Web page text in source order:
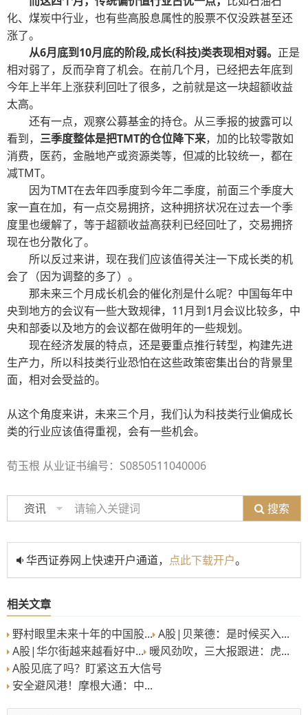
化、煤炭中行业，也有些高股息属性的股票不仅没跌甚至还
涨了。
从6月底到10月底的阶段,成长(科技)类表现相对弱。 正是
相对弱了，反而孕育了机会。在前几个月，已经把去年底到
今年上半年上涨获利回吐了很多，之前就是这一块超额收益
太高。
还有一点，观察公募基金的持仓。从三季报的披露可以
看到， 三季度整体是把TMT的仓位降下来，加的比较零散如
消费，医药，金融地产或资源类等，但减的比较统一，都在
减TMT。
因为TMT在去年四季度到今年二季度，前面三个季度大
家一直在加，有一点交易拥挤，这种拥挤状况在过去一个季
度里也缓解了，等于超额收益高获利已经回吐了，交易拥挤
现在也分散化了。
所以反过来讲，现在我们应该值得关注一下成长类的机
会了（因为调整的多了）。
那未来三个月成长机会的催化剂是什么呢？中国每年中
央到地方的会议有一些大致规律，11月到1月会议比较多，中
央和部委以及地方的会议都在做明年的一些规划。
现在经济发展的特点，还是要重点推行转型，构建先进
生产力，所以科技类行业恐怕在这些政策密集出台的背景里
面，相对会受益的。
从这个角度来讲，未来三个月，我们认为科技类行业偏成长
类的行业应该值得重视，会有一些机会。
荀玉根 从业证书编号：S0850511040006
资讯 搜索
华西证券网上快速开户通道， 点此下载开户。
相关文章
野村眼里未来十年的中国股... A股|贝莱德：是时候买入...
A股|华尔街越来越看好中... 暖风劲吹，三大报跟进：虎...
A股见底了吗？盯紧这五大信号
安全避风港！摩根大通：中...